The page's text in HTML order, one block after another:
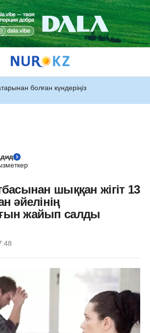
болған күндеріңіз
шыққан жігіт 13
әйелінің
жайып салды